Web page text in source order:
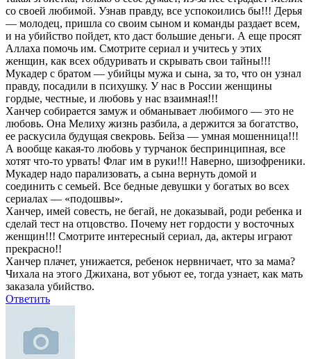
со своей любимой. Узнав правду, все успокоились бы!!! Дерья
— молодец, пришла со своим сыном и команды раздает всем,
и на убийство пойдет, кто даст большие деньги. А еще просят
Аллаха помочь им. Смотрите сериал и учитесь у этих
женщин, как всех обдуривать и скрывать свои тайны!!!
Мукадер с братом — убийцы мужа и сына, за то, что он узнал
правду, посадили в психушку. У нас в России женщины
гордые, честные, и любовь у нас взаимная!!!
Ханчер собирается замуж и обманывает любимого — это не
любовь. Она Мелиху жизнь разбила, а держится за богатство,
ее раскусила будущая свекровь. Бейза — умная мошенница!!!
А вообще какая-то любовь у турчанок беспринципная, все
хотят что-то урвать! Флаг им в руки!!! Наверно, шизофреники.
Мукадер надо парализовать, а сына вернуть домой и
соединить с семьей. Все бедные девушки у богатых во всех
сериалах — «подошвы».
Ханчер, имей совесть, не бегай, не доказывай, роди ребенка и
сделай тест на отцовство. Почему нет гордости у восточных
женщин!!! Смотрите интересный сериал, да, актеры играют
прекрасно!!
Ханчер плачет, унижается, ребенок нервничает, что за мама?
Чихала на этого Джихана, вот убьют ее, тогда узнает, как мать
заказала убийство.
Ответить